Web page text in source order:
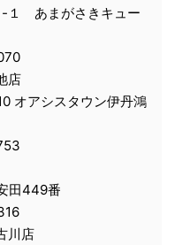
-１ あまがさきキュー
店
オアシスタウン伊丹鴻
田449番
川店